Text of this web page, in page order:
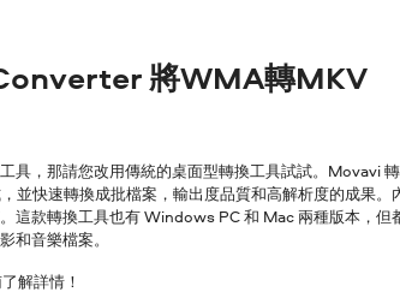
將WMA轉MKV
具，那請您改用傳統的桌面型轉換工具試試。Movavi
並快速轉換成批檔案，輸出度品質和高解析度的成果。
這款轉換工具也有 Windows PC 和 Mac 兩種版本，但
和音樂檔案。
解詳情！